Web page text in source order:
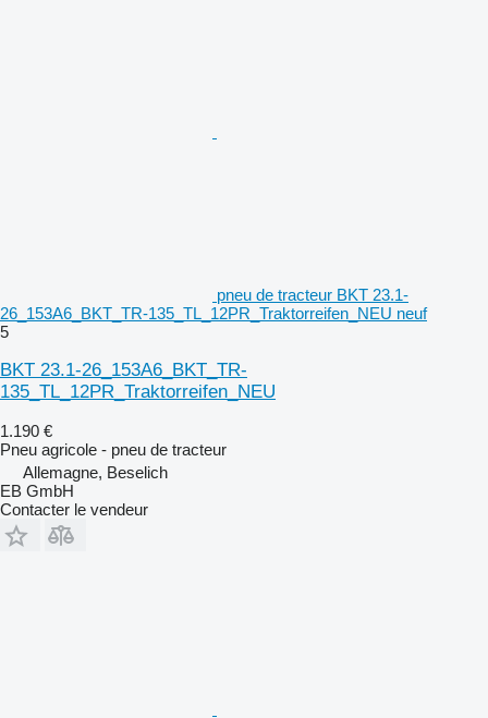
pneu de tracteur BKT 23.1-
26_153A6_BKT_TR-135_TL_12PR_Traktorreifen_NEU neuf
5
BKT 23.1-26_153A6_BKT_TR-
135_TL_12PR_Traktorreifen_NEU
1.190 €
Pneu agricole - pneu de tracteur
Allemagne, Beselich
EB GmbH
Contacter le vendeur